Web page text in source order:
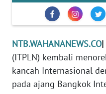
NTB.WAHANANEWS.CO|
(ITPLN) kembali
kancah Internasional
pada ajang Bangkok
PEDOMAN
SIBER
REDAKSI